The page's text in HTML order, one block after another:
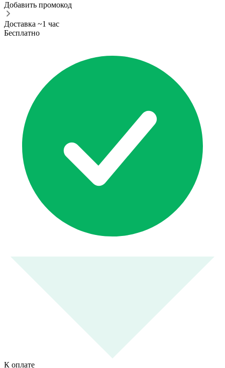
Добавить промокод
Доставка ~1 час
Бесплатно
К оплате